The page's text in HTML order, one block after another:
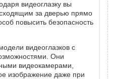
видеоглазку вы
за дверью прямо
повысить безопасность
видеоглазков с
Они
видеокамерами,
изображение даже при